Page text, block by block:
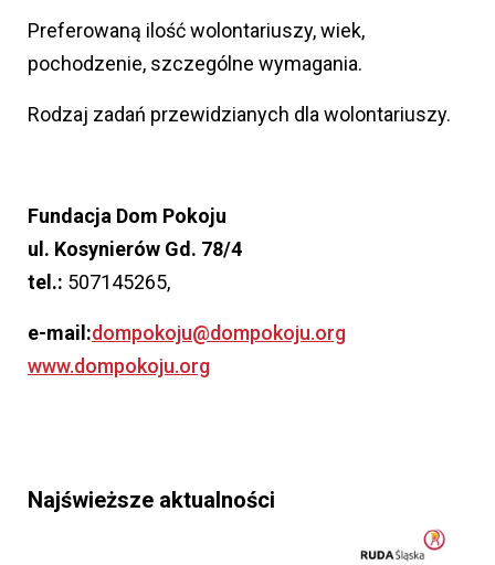
Preferowaną ilość wolontariuszy, wiek,
pochodzenie, szczególne wymagania.
Rodzaj zadań przewidzianych dla wolontariuszy.
Fundacja Dom Pokoju
ul. Kosynierów Gd. 78/4
tel.: 507145265,
e-mail:dompokoju@dompokoju.org
www.dompokoju.org
Najświeższe aktualności